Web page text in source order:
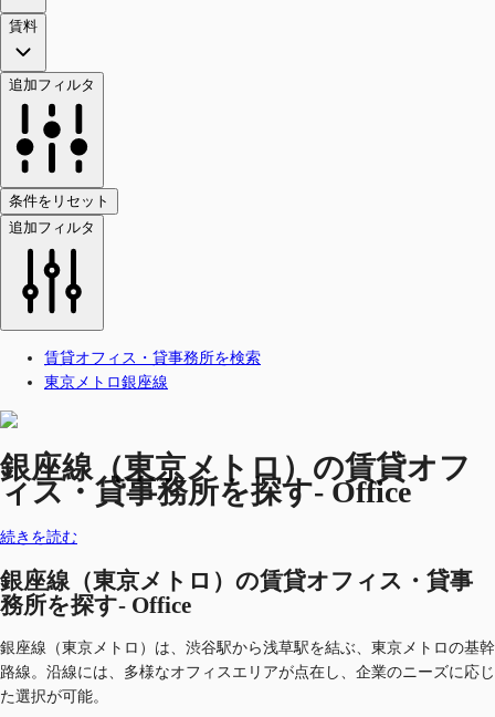
賃料
追加フィルタ
条件をリセット
追加フィルタ
賃貸オフィス・貸事務所を検索
東京メトロ銀座線
銀座線（東京メトロ）の賃貸オフ
ィス・貸事務所を探す- Office
続きを読む
銀座線（東京メトロ）の賃貸オフィス・貸事
務所を探す- Office
銀座線（東京メトロ）は、渋谷駅から浅草駅を結ぶ、東京メトロの基幹
路線。沿線には、多様なオフィスエリアが点在し、企業のニーズに応じ
た選択が可能。